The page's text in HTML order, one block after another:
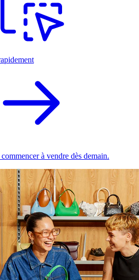
à vendre dès demain.